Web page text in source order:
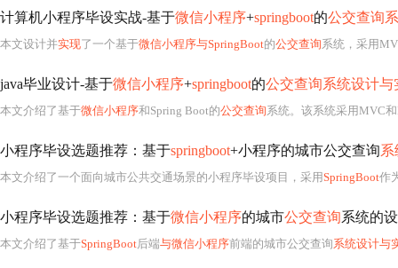
计算机小程序毕设实战-基于微信小程序+springboot的公交查询
本文设计并实现了一个基于微信小程序与SpringBoot的公交查询系统，采用MVC架构
java毕业设计-基于微信小程序+springboot的公交查询系统设计与
本文介绍了基于微信小程序和Spring Boot的公交查询系统。该系统采用MVC和B/S架构，后端用Spring Boot，数据库用MySQL，前端用Vue。具备登录注
小程序毕设选题推荐：基于springboot+小程序的城市公交查询系
本文介绍了一个面向城市公共交通场景的小程序毕设项目，采用SpringBoot作为
小程序毕设选题推荐：基于微信小程序的城市公交查询系统的
本文介绍了基于SpringBoot后端与微信小程序前端的城市公交查询系统设计与